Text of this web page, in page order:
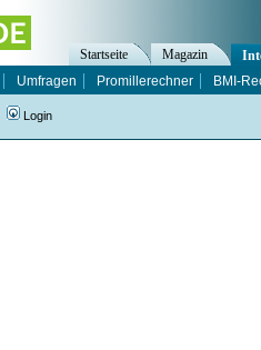
Startseite Magazin
Umfragen Promillerechner BMI-
Login